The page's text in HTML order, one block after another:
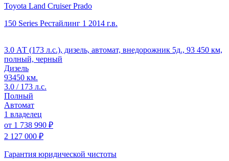
Toyota Land Cruiser Prado
150 Series Рестайлинг 1 2014 г.в.
3.0 АТ (173 л.с.), дизель, автомат, внедорожник 5д., 93 450 км,
полный, черный
Дизель
93450 км.
3.0 / 173 л.с.
Полный
Автомат
1 владелец
от 1 738 990 ₽
2 127 000 ₽
Гарантия юридической чистоты